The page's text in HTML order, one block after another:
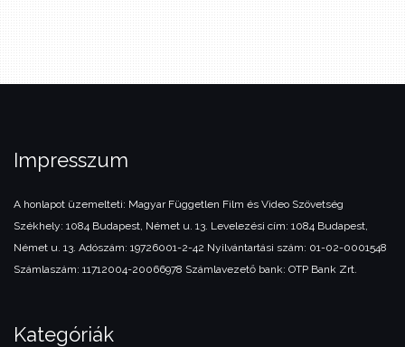
Impresszum
A honlapot üzemelteti: Magyar Független Film és Video Szövetség
Székhely: 1084 Budapest, Német u. 13. Levelezési cím: 1084 Budapest,
Német u. 13. Adószám: 19726001-2-42 Nyilvántartási szám: 01-02-0001548
Számlaszám: 11712004-20066978 Számlavezető bank: OTP Bank Zrt.
Kategóriák